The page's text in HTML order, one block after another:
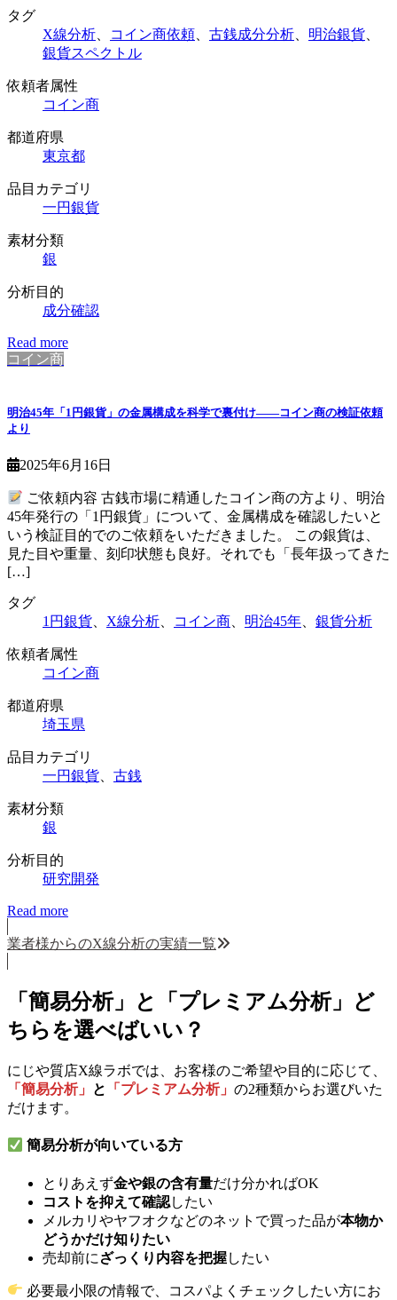
タグ
X線分析
コイン商依頼 古銭成分分析 明治銀貨
銀貨スペクトル
依頼者属性
コイン商
都道府県
東京都
品目カテゴリ
一円銀貨
素材分類
銀
分析目的
成分確認
Read more
コイン商
明治45年「1円銀貨」の金属構成を科学で裏付け——コイン商の検証依頼
より
2025年6月16日
ご依頼内容 古銭市場に精通したコイン商の方より、明治
45年発行の「1円銀貨」について、金属構成を確認したいと
いう検証目的でのご依頼をいただきました。 この銀貨は、
見た目や重量、刻印状態も良好。それでも「長年扱ってきた
[…]
タグ
1円銀貨
X線分析 コイン商 明治45年 銀貨分析
依頼者属性
コイン商
都道府県
埼玉県
品目カテゴリ
一円銀貨
古銭
素材分類
銀
分析目的
研究開発
Read more
業者様からのX線分析の実績一覧
「簡易分析」と「プレミアム分析」ど
ちらを選べばいい？
にじや質店X線ラボでは、お客様のご希望や目的に応じて、
「簡易分析」
と 「プレミアム分析」 の2種類からお選びいた
だけます。
簡易分析が向いている方
とりあえず金や銀の含有量だけ分かればOK
コストを抑えて確認したい
メルカリやヤフオクなどのネットで買った品が本物か
どうかだけ知りたい
売却前に ざっくり内容を把握したい
必要最小限の情報で、コスパよくチェックしたい方にお